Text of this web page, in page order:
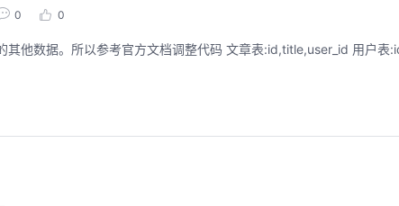
0 0
2026/07/22 周三 19:00-21:00
直播深度解读华为云码道6月产品新特性，从S
回顾中
面向具身智能开发者，
回顾中